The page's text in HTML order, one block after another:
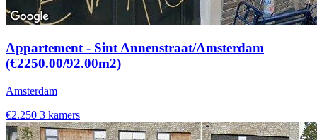
Appartement - Sint Annenstraat/Amsterdam
(€2250.00/92.00m2)
Amsterdam
€2.250 3 kamers